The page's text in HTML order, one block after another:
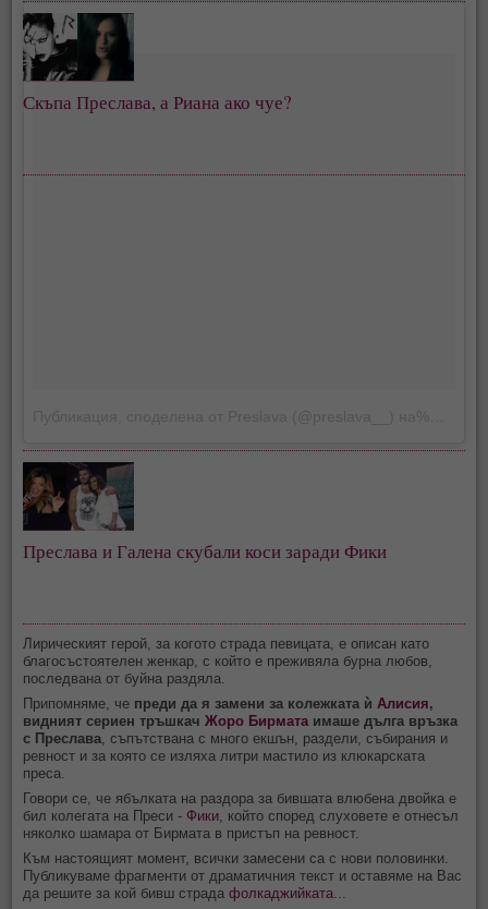
Скъпа Преслава, а Риана ако чуе?
Преслава и Галена скубали коси заради Фики
Лирическият герой, за когото страда певицата, е описан като
благосъстоятелен женкар, с който е преживяла бурна любов,
последвана от буйна раздяла.
Припомняме, че преди да я замени за колежката ѝ Алисия,
видният сериен тръшкачЖоро Бирмата имаше дълга връзка
с Преслава , съпътствана с много екшън, раздели, събирания и
ревност и за която се изляха литри мастило из клюкарската
преса.
Говори се, че ябълката на раздора за бившата влюбена двойка е
бил колегата на Преси - Фики , който според слуховете е отнесъл
няколко шамара от Бирмата в пристъп на ревност.
Към настоящият момент, всички замесени са с нови половинки.
Публикуваме фрагменти от драматичния текст и оставяме на Вас
да решите за кой бивш страдафолкаджийката